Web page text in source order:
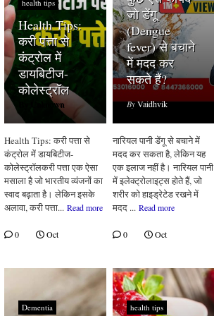
Rajasthan
'Prambanan Temple
health tips
Health Tips:
करी पत्ता से
कंट्रोल में
डायबिटीज-
कोलेस्ट्रॉल
Unknown
Health Tips: करी पत्ता से
कंट्रोल में डायबिटीज-
कोलेस्ट्रॉलकरी पत्ता एक ऐसा
मसाला है जो भारतीय व्यंजनों का
स्वाद बढ़ाता है। लेकिन इसके
अलावा, करी पत्ता... Read more
0 Oct
जो डेंगू
(Dengue
fever) से बचाने
में मदद कर
सकते हैं?
ByVaidhvik
नारियल पानी डेंगू से बचाने में
मदद कर सकता है, लेकिन यह
एक इलाज नहीं है। नारियल पानी
में इलेक्ट्रोलाइट्स होते हैं, जो
शरीर को हाइड्रेटेड रखने में
मदद ... Read more
0 Oct
Dementia health tips